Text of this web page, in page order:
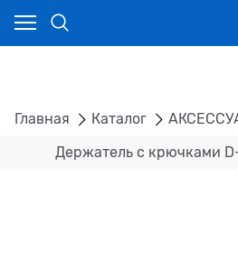
Главная Каталог
Держатель с крючками